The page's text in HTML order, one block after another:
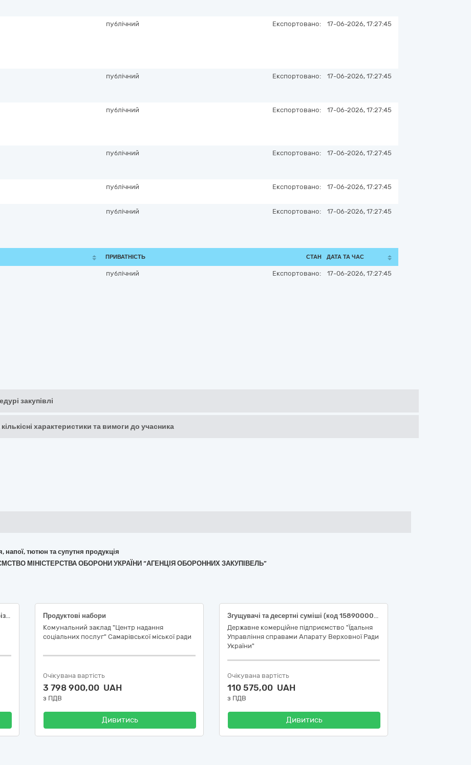
публічний Експортовано: 17-06-2026, 17:27:45
публічний Експортовано: 17-06-2026, 17:27:45
публічний Експортовано: 17-06-2026, 17:27:45
публічний Експортовано: 17-06-2026, 17:27:45
публічний Експортовано: 17-06-2026, 17:27:45
публічний Експортовано: 17-06-2026, 17:27:45
ПРИВАТНІСТЬ СТАН ДАТА ТА ЧАС
публічний Експортовано: 17-06-2026, 17:27:45
закупівлі
кількісні характеристики та вимоги до учасника
напої, тютюн та супутня продукція
МІНІСТЕРСТВА ОБОРОНИ УКРАЇНИ “АГЕНЦІЯ ОБОРОННИХ ЗАКУПІВЕЛЬ”
Продукти харчування та сушені продукти різні
Продуктові набори
Комунальний заклад "Центр надання
соціальних послуг" Самарівської міської ради
Очікувана вартість
3 798 900,00 UAH
з ПДВ
Дивитись
Згущувачі та десертні суміші (код 15890000-3 національного класифікатора України ДК 021:2015 «Єдиний закупівельний словник»)
Державне комерційне підприємство "Їдальня
Управління справами Апарату Верховної Ради
України"
Очікувана вартість
110 575,00 UAH
з ПДВ
Дивитись